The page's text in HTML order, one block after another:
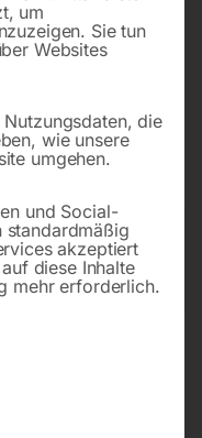
und Taktgeber)
€10,00
gelten für Österreich.
um
Sie tun
Websites
die
wie unsere
umgehen.
und Social-
standardmäßig
akzeptiert
diese Inhalte
mehr erforderlich.